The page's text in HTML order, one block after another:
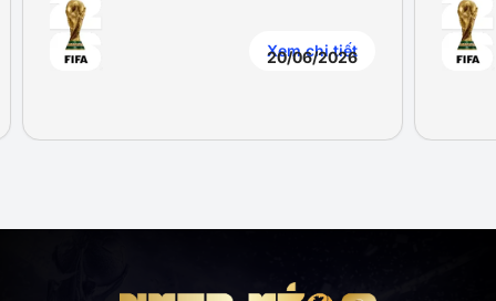
20/06/2026
Xem chi tiết